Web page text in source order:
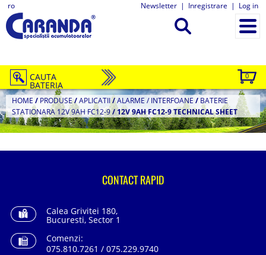
ro Newsletter | Inregistrare | Log in
0
CAUTA
BATERIA
HOME / PRODUSE/APLICATII/ALARME / INTERFOANE / BATERIE
STATIONARA 12V 9AH FC12-9/12V 9AH FC12-9 TECHNICAL SHEET
CONTACT RAPID
Calea Grivitei 180,
Bucuresti, Sector 1
Comenzi:
075.810.7261 / 075.229.9740